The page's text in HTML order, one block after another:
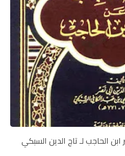
الحاجب لـ تاج الدين السبكي